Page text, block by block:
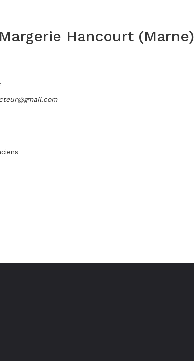
Hancourt (Marne)